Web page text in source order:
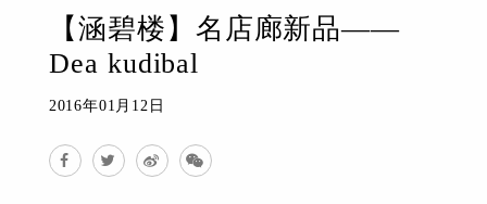
【涵碧楼】名店廊新品——
Dea kudibal
2016年01月12日